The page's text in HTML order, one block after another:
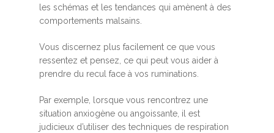
les schémas et les tendances qui amènent à des
comportements malsains.
Vous discernez plus facilement ce que vous
ressentez et pensez, ce qui peut vous aider à
prendre du recul face à vos ruminations.
Par exemple, lorsque vous rencontrez une
situation anxiogène ou angoissante, il est
judicieux d’utiliser des techniques de respiration